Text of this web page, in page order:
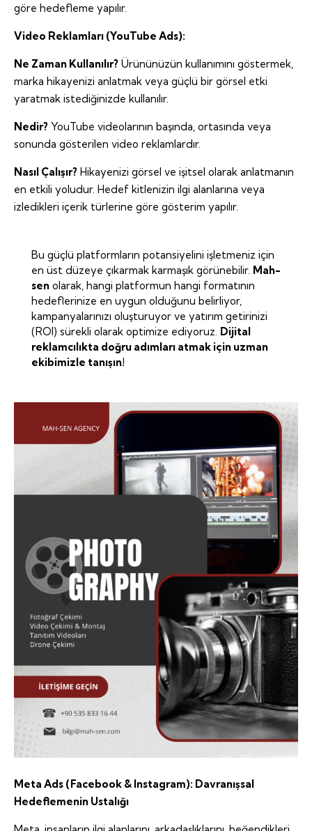
göre hedefleme yapılır.
Video Reklamları (YouTube Ads):
Ne Zaman Kullanılır? Ürününüzün kullanımını göstermek,
marka hikayenizi anlatmak veya güçlü bir görsel etki
yaratmak istediğinizde kullanılır.
Nedir? YouTube videolarının başında, ortasında veya
sonunda gösterilen video reklamlardır.
Nasıl Çalışır? Hikayenizi görsel ve işitsel olarak anlatmanın
en etkili yoludur. Hedef kitlenizin ilgi alanlarına veya
izledikleri içerik türlerine göre gösterim yapılır.
Bu güçlü platformların potansiyelini işletmeniz için
en üst düzeye çıkarmak karmaşık görünebilir. Mah-
sen olarak, hangi platformun hangi formatının
hedeflerinize en uygun olduğunu belirliyor,
kampanyalarınızı oluşturuyor ve yatırım getirinizi
(ROI) sürekli olarak optimize ediyoruz. Dijital
reklamcılıkta doğru adımları atmak için uzman
ekibimizle tanışın!
Meta Ads (Facebook & Instagram): Davranışsal
Hedeflemenin Ustalığı